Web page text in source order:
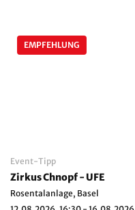
EMPFEHLUNG
Event-Tipp
Zirkus Chnopf - UFE
Rosentalanlage, Basel